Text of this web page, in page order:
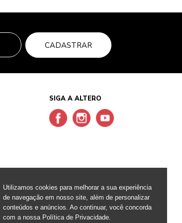
CADASTRAR
SIGA A ALTERO
Utilizamos cookies para melhorar a sua experiência
de navegação em nosso site, além de personalizar
conteúdos e anúncios. Ao continuar, você concorda
com a nossa Política de Privacidade.